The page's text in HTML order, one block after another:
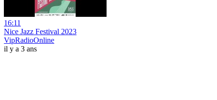
16:11
Nice Jazz Festival 2023
VipRadioOnline
il y a 3 ans